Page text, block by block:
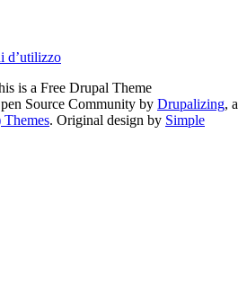
d’utilizzo
is a Free Drupal Theme
Source Community by Drupalizing, a
. Original design by Simple